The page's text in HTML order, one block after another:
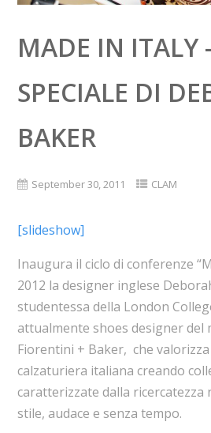
MADE IN ITALY
SPECIALE DI
BAKER
September 30, 2011 CLAM
[slideshow]
Inaugura il ciclo di conferenze
2012 la designer inglese
studentessa della London
attualmente shoes designer del
Fiorentini + Baker, che
calzaturiera italiana creando
caratterizzate dalla ricercatezza
stile, audace e senza tempo.